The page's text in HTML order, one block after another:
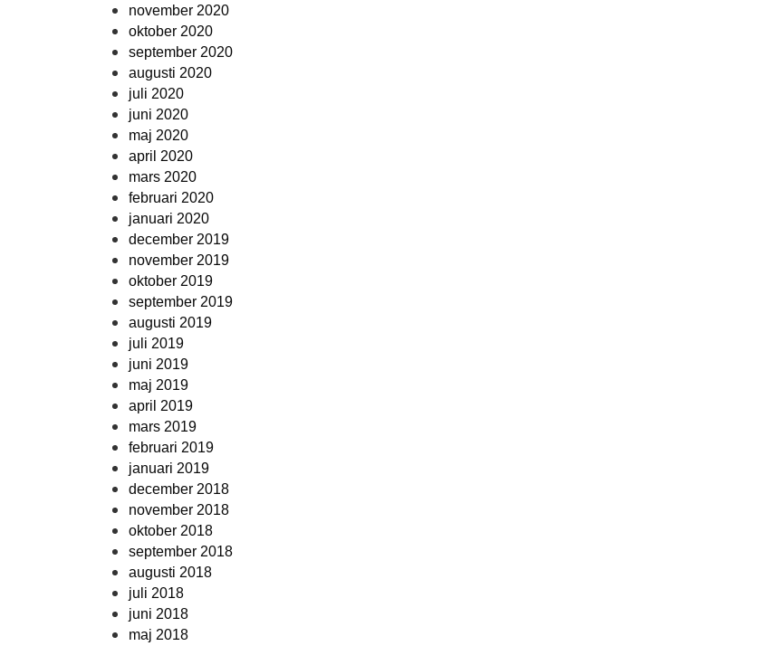
november 2020
oktober 2020
september 2020
augusti 2020
juli 2020
juni 2020
maj 2020
april 2020
mars 2020
februari 2020
januari 2020
december 2019
november 2019
oktober 2019
september 2019
augusti 2019
juli 2019
juni 2019
maj 2019
april 2019
mars 2019
februari 2019
januari 2019
december 2018
november 2018
oktober 2018
september 2018
augusti 2018
juli 2018
juni 2018
maj 2018